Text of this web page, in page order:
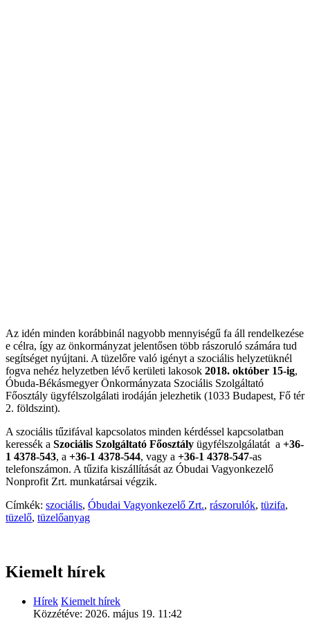
Az idén minden korábbinál nagyobb mennyiségű fa áll rendelkezése
e célra, így az önkormányzat jelentősen több rászoruló számára tud
segítséget nyújtani. A tüzelőre való igényt a szociális helyzetüknél
fogva nehéz helyzetben lévő kerületi lakosok 2018. október 15-ig,
Óbuda-Békásmegyer Önkormányzata Szociális Szolgáltató
Főosztály ügyfélszolgálati irodáján jelezhetik (1033 Budapest, Fő tér
2. földszint).
A szociális tűzifával kapcsolatos minden kérdéssel kapcsolatban
keressék a Szociális Szolgáltató Főosztály ügyfélszolgálatát a +36-
1 4378-543, a +36-1 4378-544, vagy a +36-1 4378-547-as
telefonszámon. A tűzifa kiszállítását az Óbudai Vagyonkezelő
Nonprofit Zrt. munkatársai végzik.
Címkék: szociális, Óbudai Vagyonkezelő Zrt., rászorulók, tüzifa,
tüzelő, tüzelőanyag
Kiemelt hírek
Hírek Kiemelt hírek
Közzétéve: 2026. május 19. 11:42